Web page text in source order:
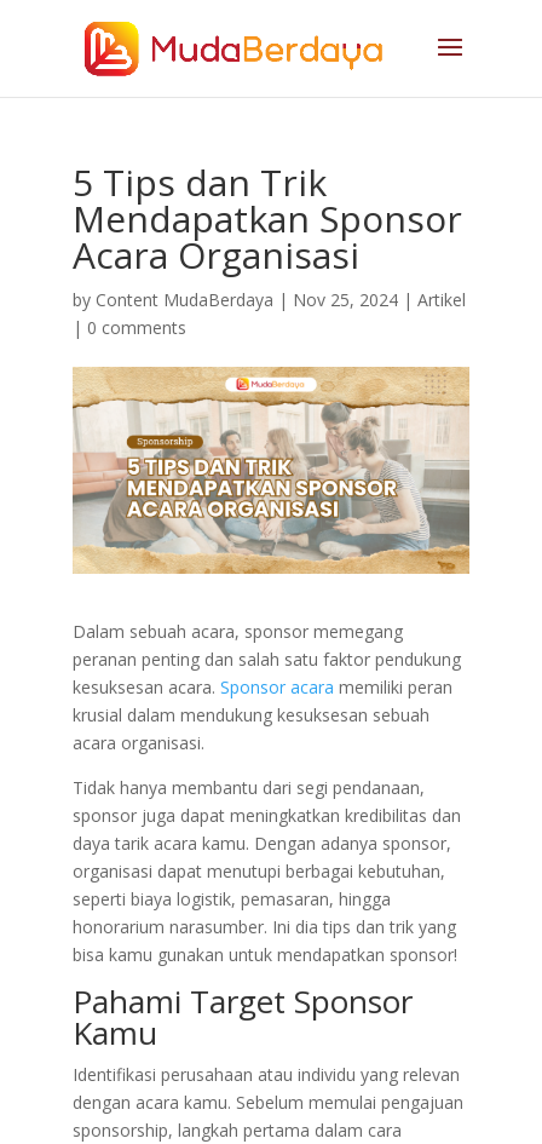
5 Tips dan Trik
Mendapatkan Sponsor
Acara Organisasi
by Content MudaBerdaya | Nov 25, 2024| Artikel
| 0 comments
Dalam sebuah acara, sponsor memegang
peranan penting dan salah satu faktor pendukung
kesuksesan acara. Sponsor acara memiliki peran
krusial dalam mendukung kesuksesan sebuah
acara organisasi.
Tidak hanya membantu dari segi pendanaan,
sponsor juga dapat meningkatkan kredibilitas dan
daya tarik acara kamu. Dengan adanya sponsor,
organisasi dapat menutupi berbagai kebutuhan,
seperti biaya logistik, pemasaran, hingga
honorarium narasumber. Ini dia tips dan trik yang
bisa kamu gunakan untuk mendapatkan sponsor!
Pahami Target Sponsor
Kamu
Identifikasi perusahaan atau individu yang relevan
dengan acara kamu. Sebelum memulai pengajuan
sponsorship, langkah pertama dalam cara